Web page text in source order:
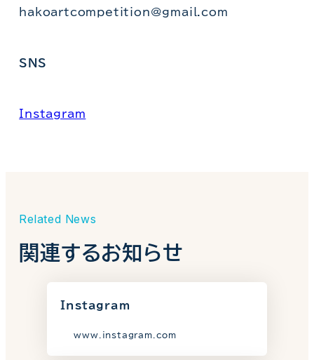
hakoartcompetition@gmail.com
SNS
Instagram
Related News
関連するお知らせ
Instagram
www.instagram.com